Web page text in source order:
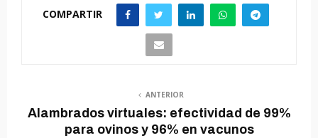
COMPARTIR
ANTERIOR
Alambrados virtuales: efectividad de 99%
para ovinos y 96% en vacunos